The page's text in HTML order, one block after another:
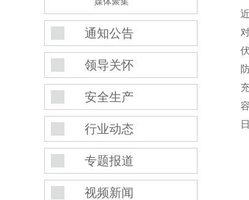
通知公告
领导关怀
安全生产
行业动态
专题报道
视频新闻